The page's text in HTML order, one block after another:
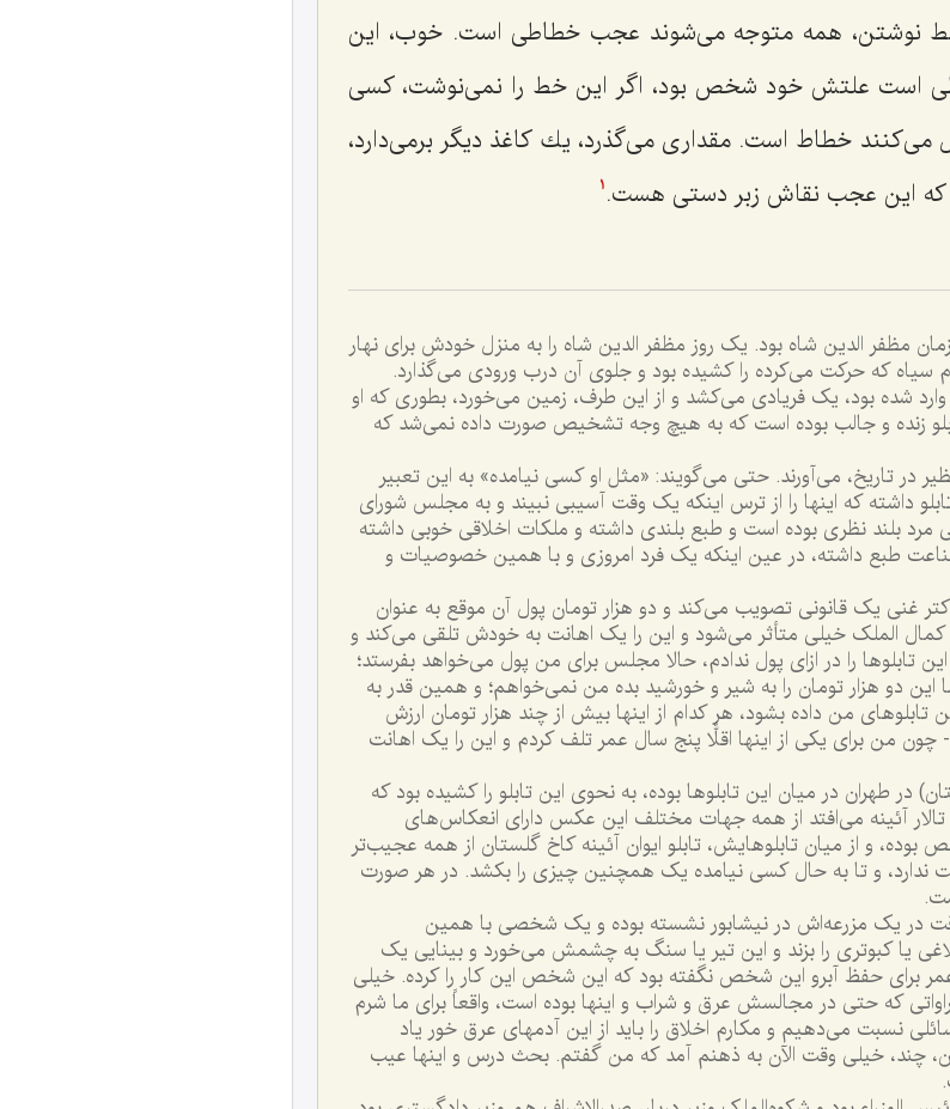
نوشتن، همه متوجه مى‌شوند عجب خطاطى است. خوب، این
است علتش خود شخص بود، اگر این خط را نمى‌نوشت، كسى
خطاط است. مقدارى مى‌گذرد، یك كاغذ دیگر برمى‌دارد،
این عجب نقاش زبر دستى هست. 1
مظفر الدين شاه بود. يک روز مظفر الدين شاه را به منزل خودش براى نهار
که حرکت مى‌کرده را کشيده بود و جلوى آن درب ورودى مى‌گذارد.
شده بود، يک فريادى مى‌کشد و از اين طرف، زمين مى‌خورد، بطورى که او
تابلو زنده و جالب بوده است که به هيچ وجه تشخيص صورت داده نمى‌شد که
در تاريخ، مى‌آورند. حتى مى‌گويند: «مثل او کسى نيامده» به اين تعبير
داشته که اينها را از ترس اينکه يک وقت آسيبى نبيند و به مجلس شوراى
مرد بلند نظرى بوده است و طبع بلندى داشته و ملکات اخلاقى خوبى داشته
طبع داشته، در عين اينکه يک فرد امروزى و با همين خصوصيات و
غنى يک قانونى تصويب مى‌کند و دو هزار تومان پول آن موقع به عنوان
کمال الملک خيلى متأثر مى‌شود و اين را يک اهانت به خودش تلقى مى‌کند و
تابلوها را در ازاى پول ندادم، حالا مجلس براى من پول مى‌خواهد بفرستد؛
دو هزار تومان را به شير و خورشيد بده من نمى‌خواهم؛ و همين قدر به
تابلوهاى من داده بشود، هر کدام از اينها بيش از چند هزار تومان ارزش
چون من براى يکى از اينها اقلًّا پنج سال عمر تلف کردم و اين را يک اهانت
در طهران در ميان اين تابلوها بوده، به نحوى اين تابلو را کشيده بود که
تالار آئينه مى‌افتد از همه جهات مختلف اين عکس داراى انعکاس‌هاى
و از ميان تابلوهايش، تابلو ايوان آئينه کاخ گلستان از همه عجيب‌تر
ندارد، و تا به حال کسى نيامده يک همچنين چيزى را بکشد. در هر صورت
در يک مزرعه‌اش در نيشابور نشسته بوده و يک شخصى با همين
يا کبوترى را بزند و اين تير يا سنگ به چشمش مى‌خورد و بينايى يک
براى حفظ آبرو اين شخص نگفته بود که اين شخص اين کار را کرده. خيلى
که حتى در مجالسش عرق و شراب و اينها بوده است، واقعاً براى ما شرم
نسبت مى‌دهيم و مکارم اخلاق را بايد از اين آدمهاى عرق خور ياد
چند، خيلى وقت الآن به ذهنم آمد که من گفتم. بحث درس و اينها عيب